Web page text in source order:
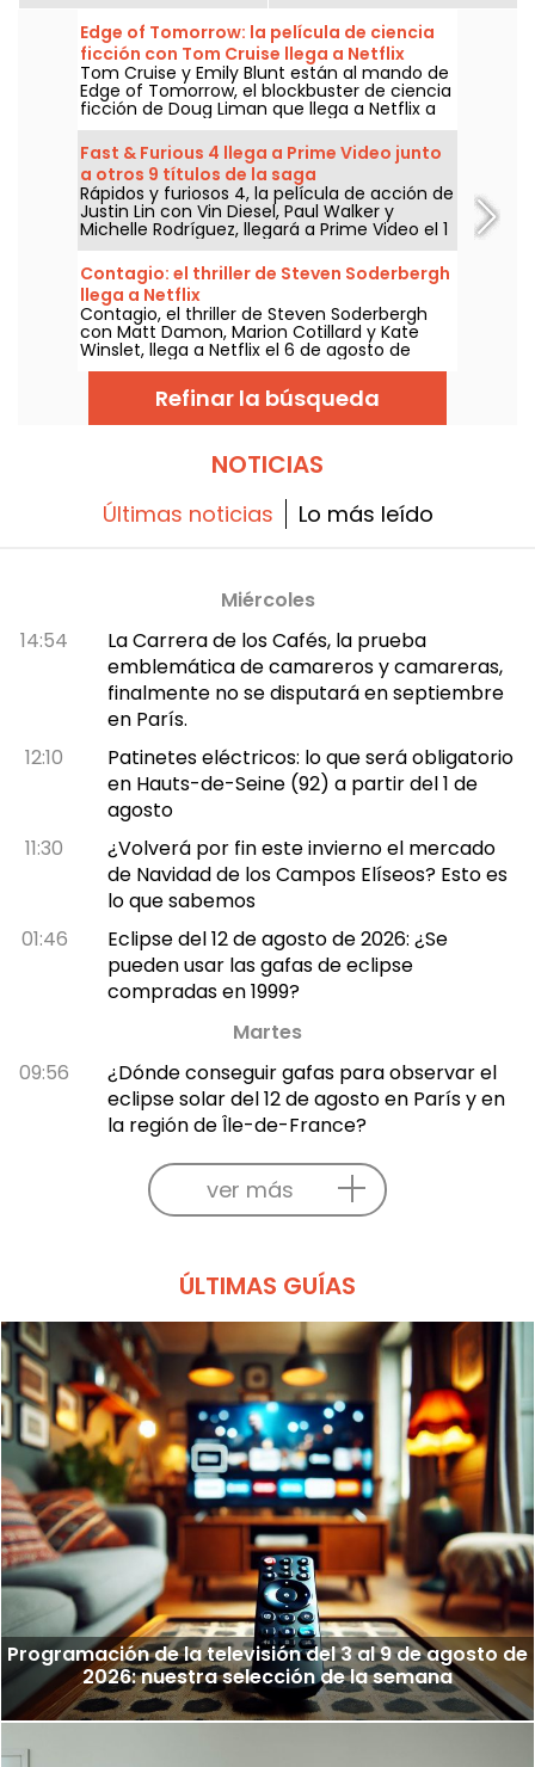
Edge of Tomorrow: la película de ciencia
ficción con Tom Cruise llega a Netflix
Tom Cruise y Emily Blunt están al mando de
Edge of Tomorrow, el blockbuster de ciencia
ficción de Doug Liman que llega a Netflix a
partir del 6 de agosto de 2026.
Fast & Furious 4 llega a Prime Video junto
a otros 9 títulos de la saga
Rápidos y furiosos 4, la película de acción de
Justin Lin con Vin Diesel, Paul Walker y
Michelle Rodríguez, llegará a Prime Video el 1
de agosto de 2026, junto a varios capítulos
de la saga.
Contagio: el thriller de Steven Soderbergh
llega a Netflix
Contagio, el thriller de Steven Soderbergh
con Matt Damon, Marion Cotillard y Kate
Winslet, llega a Netflix el 6 de agosto de
2026.
Refinar la búsqueda
NOTICIAS
Últimas noticias Lo más leído
Miércoles
14:54
La Carrera de los Cafés, la prueba
emblemática de camareros y camareras,
finalmente no se disputará en septiembre
en París.
12:10
Patinetes eléctricos: lo que será obligatorio
en Hauts-de-Seine (92) a partir del 1 de
agosto
11:30
¿Volverá por fin este invierno el mercado
de Navidad de los Campos Elíseos? Esto es
lo que sabemos
01:46
Eclipse del 12 de agosto de 2026: ¿Se
pueden usar las gafas de eclipse
compradas en 1999?
Martes
09:56
¿Dónde conseguir gafas para observar el
eclipse solar del 12 de agosto en París y en
la región de Île-de-France?
ver más
ÚLTIMAS GUÍAS
Programación de la televisión del 3 al 9 de agosto de
2026: nuestra selección de la semana